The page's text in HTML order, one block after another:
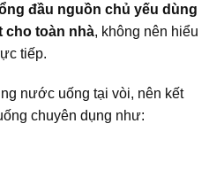
đầu nguồn chủ yếu dùng
cho toàn nhà, không nên hiểu
tiếp.
nước uống tại vòi, nên kết
chuyên dụng như: